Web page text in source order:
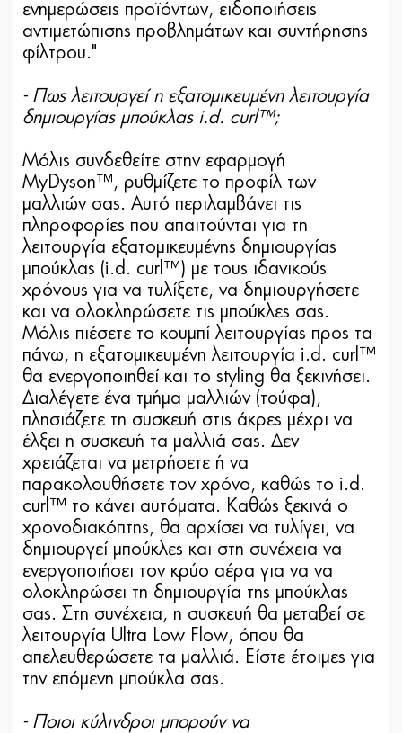
ενημερώσεις προϊόντων, ειδοποιήσεις
αντιμετώπισης προβλημάτων και συντήρησης
φίλτρου."
- Πως λειτουργεί η εξατομικευμένη λειτουργία
δημιουργίας μπούκλας i.d. curl™;
Μόλις συνδεθείτε στην εφαρμογή
MyDyson™, ρυθμίζετε το προφίλ των
μαλλιών σας. Αυτό περιλαμβάνει τις
πληροφορίες που απαιτούνται για τη
λειτουργία εξατομικευμένης δημιουργίας
μπούκλας (i.d. curl™) με τους ιδανικούς
χρόνους για να τυλίξετε, να δημιουργήσετε
και να ολοκληρώσετε τις μπούκλες σας.
Μόλις πιέσετε το κουμπί λειτουργίας προς τα
πάνω, η εξατομικευμένη λειτουργία i.d. curl™
θα ενεργοποιηθεί και το styling θα ξεκινήσει.
Διαλέγετε ένα τμήμα μαλλιών (τούφα),
πλησιάζετε τη συσκευή στις άκρες μέχρι να
έλξει η συσκευή τα μαλλιά σας. Δεν
χρειάζεται να μετρήσετε ή να
παρακολουθήσετε τον χρόνο, καθώς το i.d.
curl™ το κάνει αυτόματα. Καθώς ξεκινά ο
χρονοδιακόπτης, θα αρχίσει να τυλίγει, να
δημιουργεί μπούκλες και στη συνέχεια να
ενεργοποιήσει τον κρύο αέρα για να να
ολοκληρώσει τη δημιουργία της μπούκλας
σας. Στη συνέχεια, η συσκευή θα μεταβεί σε
λειτουργία Ultra Low Flow, όπου θα
απελευθερώσετε τα μαλλιά. Είστε έτοιμες για
την επόμενη μπούκλα σας.
- Ποιοι κύλινδροι μπορούν να